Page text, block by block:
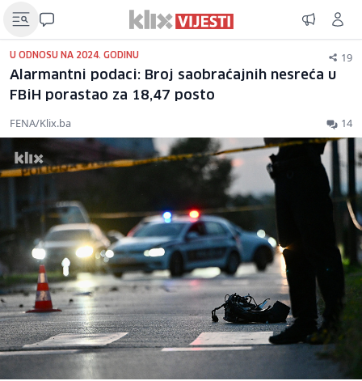
U ODNOSU NA 2024. GODINU 19
Alarmantni podaci: Broj saobraćajnih nesreća u
FBiH porastao za 18,47 posto
FENA/Klix.ba 14